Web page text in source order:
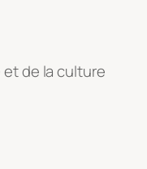
de la culture